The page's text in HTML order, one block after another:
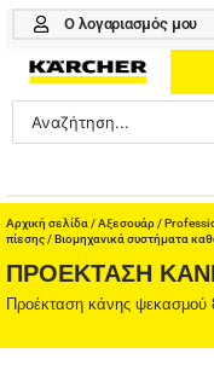
Μετάβαση
περιεχόμενο
Ο λογαριασμός μου
Search
...
ONLINE SHOP
HOME & GARDEN
Αρχική σελίδα /Αξεσουάρ/
πίεσης/Βιομηχανικά συστήματα
ΠΡΟΈΚΤΑΣΗ
Προέκταση κάνης